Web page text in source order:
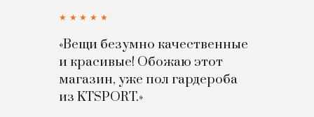
★★★★★
«Вещи безумно качественные
и красивые! Обожаю этот
магазин, уже пол гардероба
из KTSPORT.»